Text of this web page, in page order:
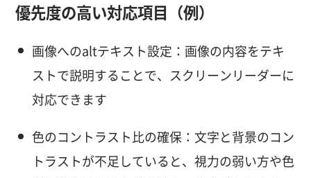
優先度の高い対応項目（例）
画像へのaltテキスト設定：画像の内容をテキ
ストで説明することで、スクリーンリーダーに
対応できます
色のコントラスト比の確保：文字と背景のコン
トラストが不足していると、視力の弱い方や色